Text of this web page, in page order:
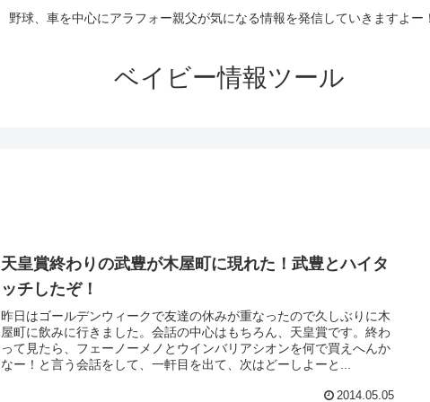
野球、車を中心にアラフォー親父が気になる情報を発信していきますよー
ベイビー情報ツール
天皇賞終わりの武豊が木屋町に現れた！武豊とハイタ
ッチしたぞ！
昨日はゴールデンウィークで友達の休みが重なったので久しぶりに木
屋町に飲みに行きました。会話の中心はもちろん、天皇賞です。終わ
って見たら、フェーノーメノとウインバリアシオンを何で買えへんか
なー！と言う会話をして、一軒目を出て、次はどーしよーと...
2014.05.05